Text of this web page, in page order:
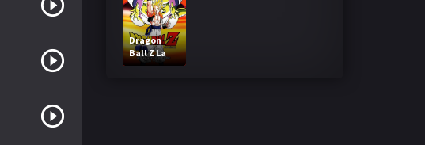
Dragon
Ball Z La
Fusion de